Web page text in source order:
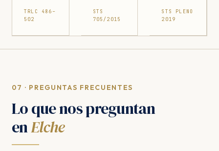
TRLC 486–
502
STS
705/2015
STS PLENO
2019
07 · PREGUNTAS FRECUENTES
Lo que nos preguntan
enElche